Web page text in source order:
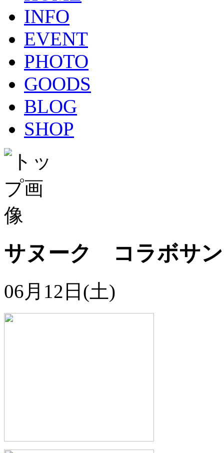
INFO
EVENT
PHOTO
GOODS
BLOG
SHOP
サヌーク コラボサ
06月12日(土)